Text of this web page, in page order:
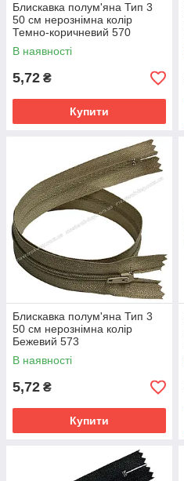
Блискавка полум'яна Тип 3
50 см нерознімна колір
Темно-коричневий 570
В наявності
5,72 ₴
Купити
Блискавка полум'яна Тип 3
50 см нерознімна колір
Бежевий 573
В наявності
5,72 ₴
Купити